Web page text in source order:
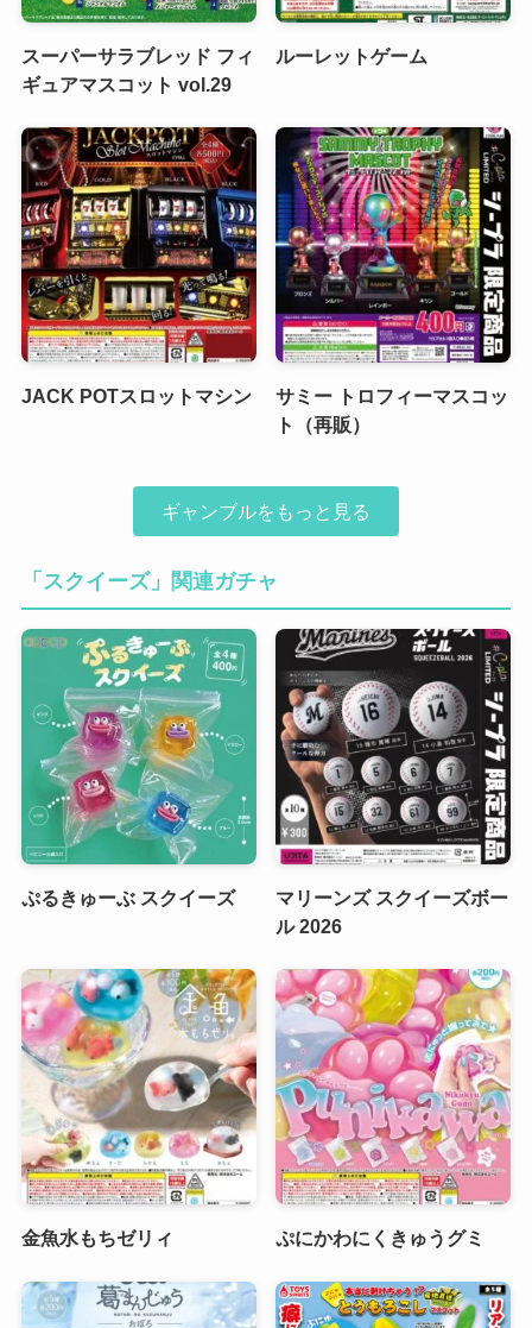
スーパーサラブレッド フィ
ギュアマスコット vol.29
ルーレットゲーム
JACK POTスロットマシン
サミー トロフィーマスコッ
ト（再販）
ギャンブルをもっと見る
「スクイーズ」関連ガチャ
ぷるきゅーぶ スクイーズ
マリーンズ スクイーズボー
ル 2026
金魚水もちゼリィ ぷにかわにくきゅうグミ